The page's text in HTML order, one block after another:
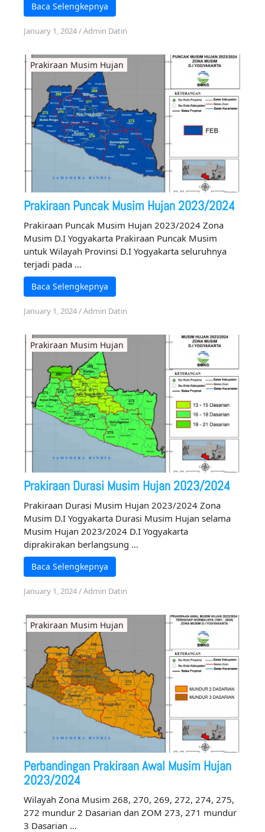
Baca Selengkepnya
January 1, 2024/Admin Datin
Prakiraan Musim Hujan
Prakiraan Puncak Musim Hujan 2023/2024
Prakiraan Puncak Musim Hujan 2023/2024 Zona
Musim D.I Yogyakarta Prakiraan Puncak Musim
untuk Wilayah Provinsi D.I Yogyakarta seluruhnya
terjadi pada …
Baca Selengkepnya
January 1, 2024/Admin Datin
Prakiraan Musim Hujan
Prakiraan Durasi Musim Hujan 2023/2024
Prakiraan Durasi Musim Hujan 2023/2024 Zona
Musim D.I Yogyakarta Durasi Musim Hujan selama
Musim Hujan 2023/2024 D.I Yogyakarta
diprakirakan berlangsung …
Baca Selengkepnya
January 1, 2024/Admin Datin
Prakiraan Musim Hujan
Perbandingan Prakiraan Awal Musim Hujan
2023/2024
Wilayah Zona Musim 268, 270, 269, 272, 274, 275,
272 mundur 2 Dasarian dan ZOM 273, 271 mundur
3 Dasarian …